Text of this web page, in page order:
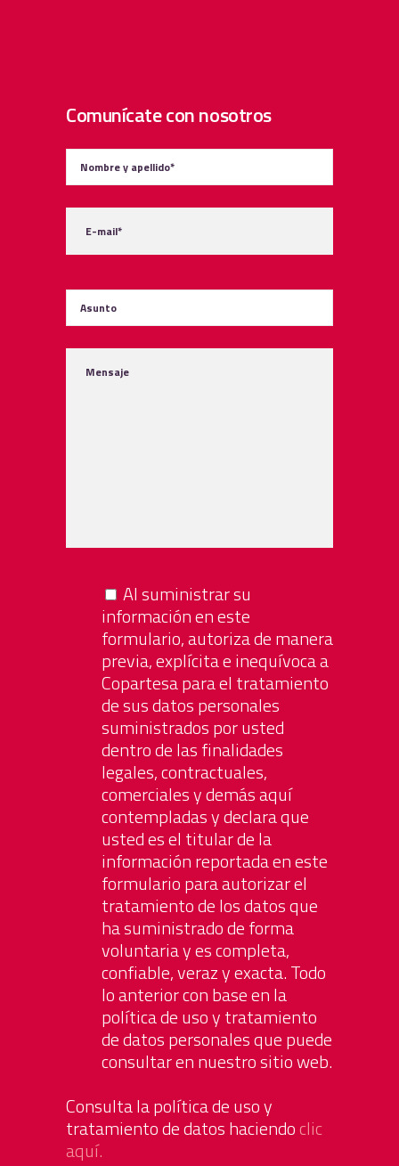
Comunícate con nosotros
Al suministrar su
información en este
formulario, autoriza de manera
previa, explícita e inequívoca a
Copartesa para el tratamiento
de sus datos personales
suministrados por usted
dentro de las finalidades
legales, contractuales,
comerciales y demás aquí
contempladas y declara que
usted es el titular de la
información reportada en este
formulario para autorizar el
tratamiento de los datos que
ha suministrado de forma
voluntaria y es completa,
confiable, veraz y exacta. Todo
lo anterior con base en la
política de uso y tratamiento
de datos personales que puede
consultar en nuestro sitio web.
Consulta la política de uso y
tratamiento de datos haciendoclic
aquí.